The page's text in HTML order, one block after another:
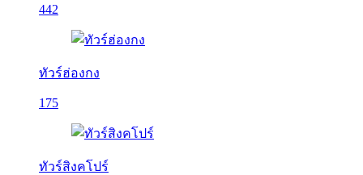
442
ทัวร์ฮ่องกง
175
ทัวร์สิงคโปร์